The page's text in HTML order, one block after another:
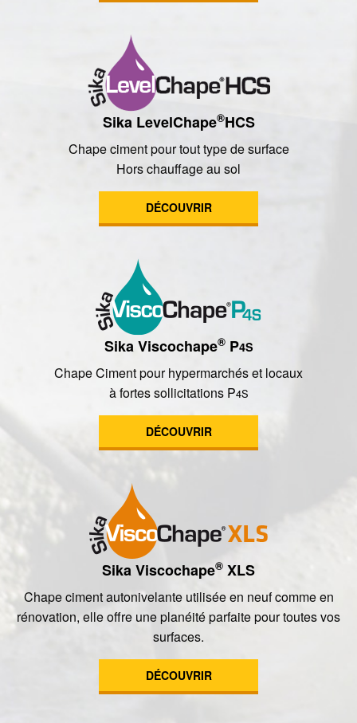
Sika LevelChape®HCS
Chape ciment pour tout type de surface
Hors chauffage au sol
DÉCOUVRIR
Sika Viscochape®P4S
Chape Ciment pour hypermarchés et locaux
à fortes sollicitations P4S
DÉCOUVRIR
Sika Viscochape® XLS
Chape ciment autonivelante utilisée en neuf comme en
rénovation, elle offre une planéité parfaite pour toutes vos
surfaces.
DÉCOUVRIR